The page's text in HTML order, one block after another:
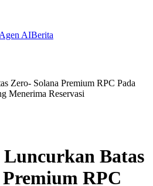
AIBerita
Zero- Solana Premium RPC Pada
Menerima Reservasi
Batas
RPC